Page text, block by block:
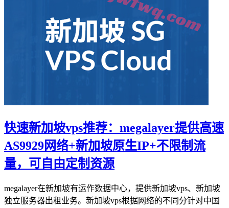
快速新加坡vps推荐：megalayer提供高速
AS9929网络+新加坡原生IP+不限制流
量，可自由定制资源
megalayer在新加坡有运作数据中心，提供新加坡vps、新加坡
独立服务器出租业务。新加坡vps根据网络的不同分针对中国